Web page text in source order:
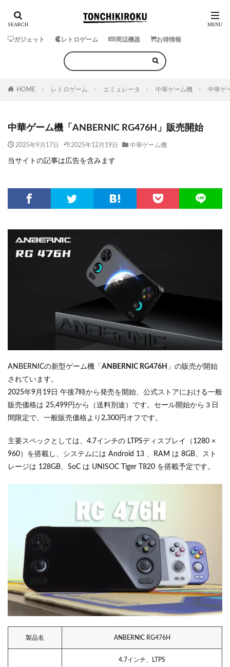
ガジェット レトロゲーム 周辺機器 お得情報
HOME レトロゲーム エミュレータ 中華ゲーム機 中華ゲ
中華ゲーム機「ANBERNIC RG476H」販売開始
2025年9月17日 2025年12月19日 中華ゲーム機
当サイトの記事は広告を含みます
ANBERNICの新型ゲーム機「 ANBERNIC RG476H 」の販売が開始
されています。
2025年9月19日 午後7時から発売を開始、公式ストアにおける一般
販売価格は 25,499円から（送料別途）です。セール開始から３日
間限定で、一般販売価格より2,300円オフです。
主要スペックとしては、4.7インチの LTPSディスプレイ（1280 ×
960）を搭載し、システムには Android 13 、RAM は 8GB、スト
レージは 128GB、SoC は UNISOC Tiger T820 を搭載予定です。
製品名 ANBERNIC RG476H
4.7インチ、LTPS